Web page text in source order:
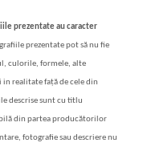
prezentate au caracter
prezentate pot să nu fie
culorile, formele, alte
realitate față de cele din
descrise sunt cu titlu
din partea producătorilor
fotografie sau descriere nu